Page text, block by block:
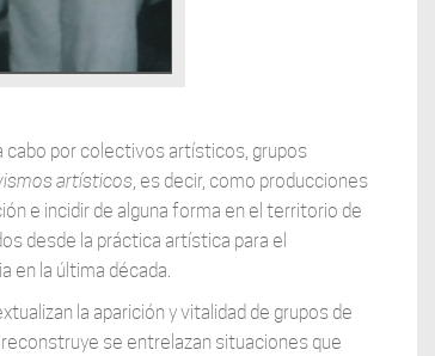
cabo por colectivos artísticos, grupos
artísticos, es decir, como producciones
e incidir de alguna forma en el territorio de
desde la práctica artística para el
en la última década.
la aparición y vitalidad de grupos de
se entrelazan situaciones que